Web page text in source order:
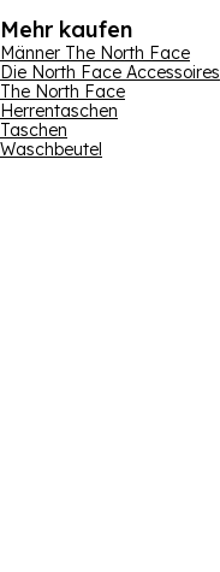
Mehr kaufen
Männer The North Face
Die North Face Accessoires
The North Face
Herrentaschen
Taschen
Waschbeutel